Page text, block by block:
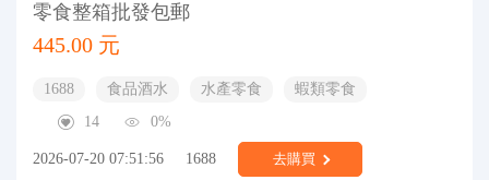
零食整箱批發包郵
445.00 元
1688 食品酒水 水產零食
蝦類零食
14
0%
2026-07-20 07:51:56 1688 去購買